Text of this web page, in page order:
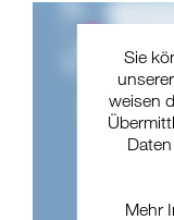
Sie
weisen
Mehr